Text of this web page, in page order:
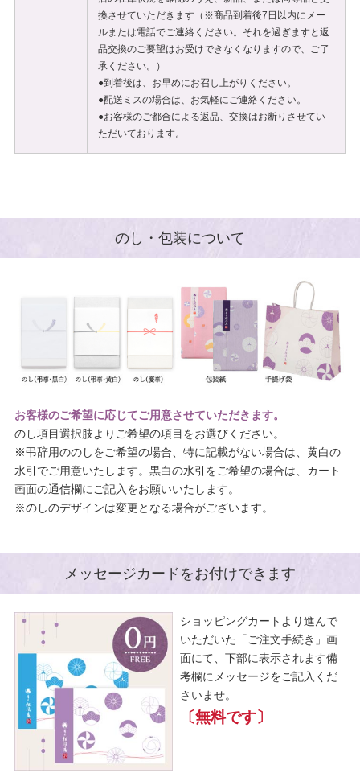
換させていただきます（※商品到着後7日以内にメー
ルまたは電話でご連絡ください。それを過ぎますと返
品交換のご要望はお受けできなくなりますので、ご了
承ください。）
●到着後は、お早めにお召し上がりください。
●配送ミスの場合は、お気軽にご連絡ください。
●お客様のご都合による返品、交換はお断りさせてい
ただいております。
のし・包装について
お客様のご希望に応じてご用意させていただきます。
のし項目選択肢よりご希望の項目をお選びください。
※弔辞用ののしをご希望の場合、特に記載がない場合は、黄白の
水引でご用意いたします。黒白の水引をご希望の場合は、カート
画面の通信欄にご記入をお願いいたします。
※のしのデザインは変更となる場合がございます。
メッセージカードをお付けできます
ショッピングカートより進んで
いただいた「ご注文手続き」画
面にて、下部に表示されます備
考欄にメッセージをご記入くだ
さいませ。
〔無料です〕